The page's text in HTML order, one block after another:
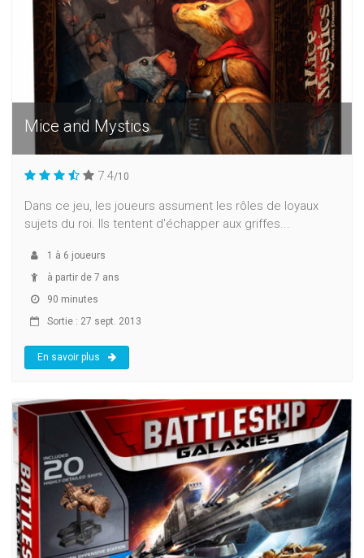
Mice and Mystics
7.4/10
Dans ce jeu, les joueurs assument les rôles de loyaux
sujets du roi. Ils tentent d'échapper aux griffes...
1 à 6 joueurs
à partir de 7 ans
90 minutes
Sortie : 27 sept. 2013
En savoir plus